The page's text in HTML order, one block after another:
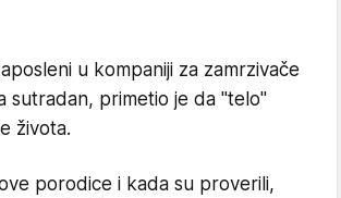
u kompaniji za zamrzivače
sutradan, primetio je da "telo"
života.
porodice i kada su proverili,